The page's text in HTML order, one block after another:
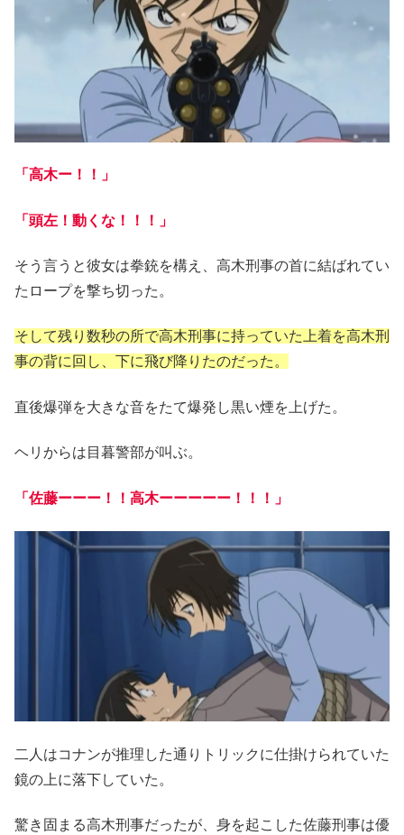
「高木ー！！」
「頭左！動くな！！！」
そう言うと彼女は拳銃を構え、高木刑事の首に結ばれてい
たロープを撃ち切った。
そして残り数秒の所で高木刑事に持っていた上着を高木刑
事の背に回し、下に飛び降りたのだった。
直後爆弾を大きな音をたて爆発し黒い煙を上げた。
ヘリからは目暮警部が叫ぶ。
「佐藤ーーー！！高木ーーーーー！！！」
二人はコナンが推理した通りトリックに仕掛けられていた
鏡の上に落下していた。
驚き固まる高木刑事だったが、身を起こした佐藤刑事は優